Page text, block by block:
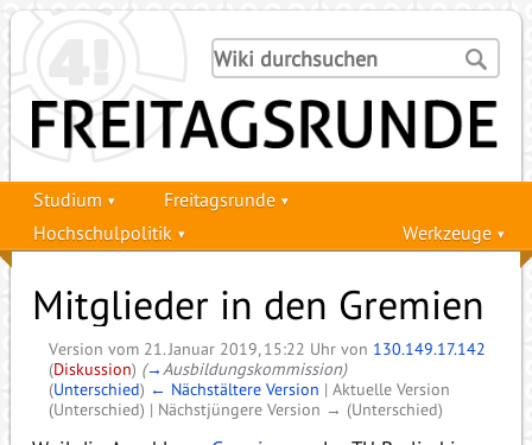
Studium
Freitagsrunde
Hochschulpolitik
Werkzeuge
Mitglieder in den Gremien
Version vom 21. Januar 2019, 15:22 Uhr von 130.149.17.142
(Diskussion) (→ Ausbildungskommission)
(Unterschied) ← Nächstältere Version | Aktuelle Version
(Unterschied) | Nächstjüngere Version → (Unterschied)